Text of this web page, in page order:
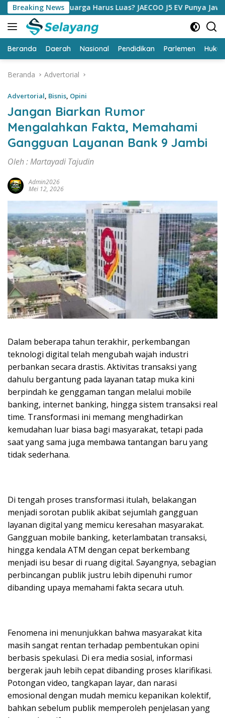
Langsung
ke
konten
Breaking News
Harus Luas? JAECOO J5 EV Punya Jawaban yang Bikin
Beranda Daerah Nasional Pendidikan Parlemen
Beranda Advertorial
Advertorial, Bisnis, Opini
Jangan Biarkan Rumor
Mengalahkan Fakta, Memahami
Gangguan Layanan Bank 9 Jambi
Oleh : Martayadi Tajudin
Admin2026
Mei 12, 2026
Dalam beberapa tahun terakhir, perkembangan
teknologi digital telah mengubah wajah industri
perbankan secara drastis. Aktivitas transaksi yang
dahulu bergantung pada layanan tatap muka kini
berpindah ke genggaman tangan melalui mobile
banking, internet banking, hingga sistem transaksi real
time. Transformasi ini memang menghadirkan
kemudahan luar biasa bagi masyarakat, tetapi pada
saat yang sama juga membawa tantangan baru yang
tidak sederhana.
Di tengah proses transformasi itulah, belakangan
menjadi sorotan publik akibat sejumlah gangguan
layanan digital yang memicu keresahan masyarakat.
Gangguan mobile banking, keterlambatan transaksi,
hingga kendala ATM dengan cepat berkembang
menjadi isu besar di ruang digital. Sayangnya, sebagian
perbincangan publik justru lebih dipenuhi rumor
dibanding upaya memahami fakta secara utuh.
Fenomena ini menunjukkan bahwa masyarakat kita
masih sangat rentan terhadap pembentukan opini
berbasis spekulasi. Di era media sosial, informasi
bergerak jauh lebih cepat dibanding proses klarifikasi.
Potongan video, tangkapan layar, dan narasi
emosional dengan mudah memicu kepanikan kolektif,
bahkan sebelum publik memperoleh penjelasan yang